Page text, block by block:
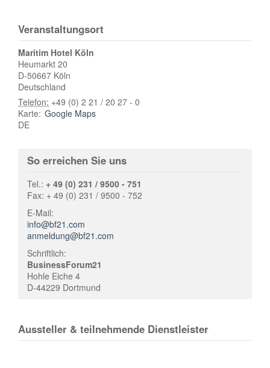
Veranstaltungsort
Maritim Hotel Köln
Heumarkt 20
D-50667 Köln
Deutschland
Telefon: +49 (0) 2 21 / 20 27 - 0
Karte: Google Maps
DE
So erreichen Sie uns
Tel.: + 49 (0) 231 / 9500 - 751
Fax: + 49 (0) 231 / 9500 - 752
E-Mail:
info@bf21.com
anmeldung@bf21.com
Schriftlich:
BusinessForum21
Hohle Eiche 4
D-44229 Dortmund
Aussteller & teilnehmende Dienstleister